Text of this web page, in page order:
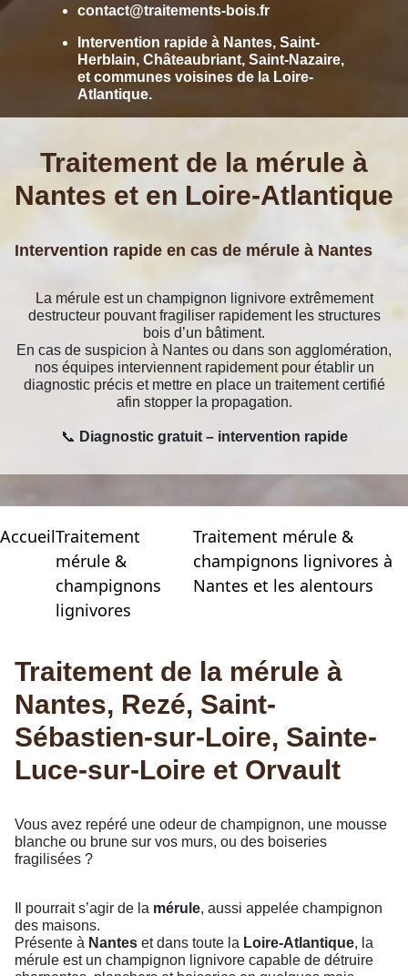
contact@traitements-bois.fr
Intervention rapide à Nantes, Saint-
Herblain, Châteaubriant, Saint-Nazaire,
et communes voisines de la Loire-
Atlantique.
Traitement de la mérule à
Nantes et en Loire-Atlantique
Intervention rapide en cas de mérule à Nantes
La mérule est un champignon lignivore extrêmement
destructeur pouvant fragiliser rapidement les structures
bois d’un bâtiment.
En cas de suspicion à Nantes ou dans son agglomération,
nos équipes interviennent rapidement pour établir un
diagnostic précis et mettre en place un traitement certifié
afin stopper la propagation.
📞 Diagnostic gratuit – intervention rapide
AccueilTraitement
mérule &
champignons
lignivores
Traitement mérule &
champignons lignivores à
Nantes et les alentours
Traitement de la mérule à
Nantes, Rezé, Saint-
Sébastien-sur-Loire, Sainte-
Luce-sur-Loire et Orvault
Vous avez repéré une odeur de champignon, une mousse
blanche ou brune sur vos murs, ou des boiseries
fragilisées ?
Il pourrait s’agir de la mérule, aussi appelée champignon
des maisons.
Présente à Nantes et dans toute la Loire-Atlantique, la
mérule est un champignon lignivore capable de détruire